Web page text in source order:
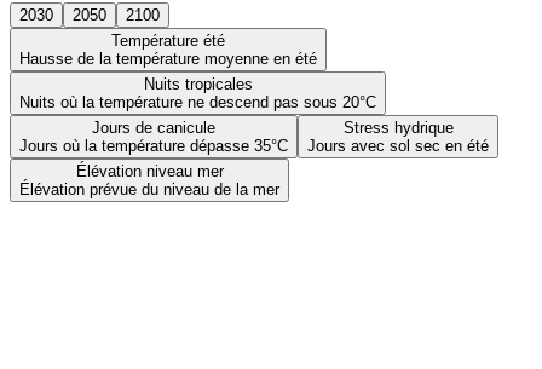
2030 2050
2100
Température été
Hausse de la température moyenne en été
Nuits tropicales
Nuits où la température ne descend pas sous 20°C
Jours de canicule
Jours où la température dépasse 35°C
Stress hydrique
Jours avec sol sec en été
Élévation niveau mer
Élévation prévue du niveau de la mer